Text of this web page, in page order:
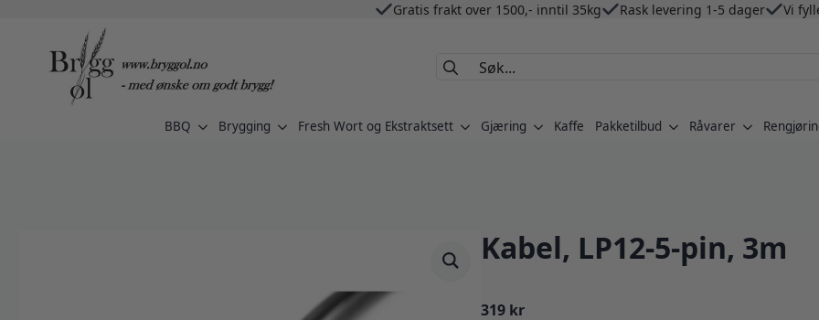
Gratis frakt over 1500,- inntil 35kg Rask levering 1-5 dager Vi
Search
BBQ Brygging Fresh Wort og Ekstraktsett Gjæring Kaffe Pakketilbud Råvarer
Kabel, LP12-5-pin, 3m
319 kr